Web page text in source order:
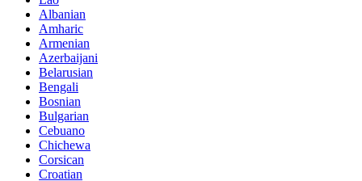
Albanian
Amharic
Armenian
Azerbaijani
Belarusian
Bengali
Bosnian
Bulgarian
Cebuano
Chichewa
Corsican
Croatian